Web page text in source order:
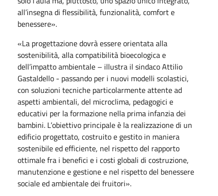
all’insegna di flessibilità, funzionalità, comfort e
benessere».
«La progettazione dovrà essere orientata alla
sostenibilità, alla compatibilità bioecologica e
dell’impatto ambientale – illustra il sindaco Attilio
Gastaldello - passando per i nuovi modelli scolastici,
con soluzioni tecniche particolarmente attente ad
aspetti ambientali, del microclima, pedagogici e
educativi per la formazione nella prima infanzia dei
bambini. L’obiettivo principale è la realizzazione di un
edificio progettato, costruito e gestito in maniera
sostenibile ed efficiente, nel rispetto del rapporto
ottimale fra i benefici e i costi globali di costruzione,
manutenzione e gestione e nel rispetto del benessere
sociale ed ambientale dei fruitori».